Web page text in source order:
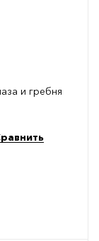
и гребня